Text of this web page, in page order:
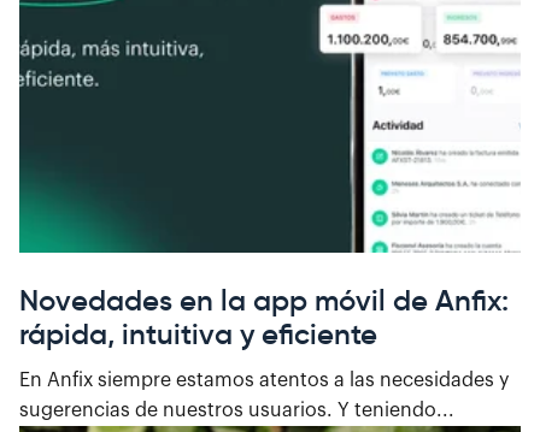
Novedades en la app móvil de Anfix:
rápida, intuitiva y eficiente
En Anfix siempre estamos atentos a las necesidades y
sugerencias de nuestros usuarios. Y teniendo...